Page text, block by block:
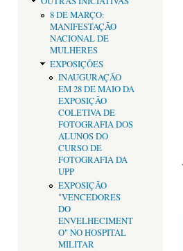
8 DE MARÇO:
MANIFESTAÇÃO
NACIONAL DE
MULHERES
EXPOSIÇÕES
INAUGURAÇÃO
EM 28 DE MAIO DA
EXPOSIÇÃO
COLETIVA DE
FOTOGRAFIA DOS
ALUNOS DO
CURSO DE
FOTOGRAFIA DA
UPP
EXPOSIÇÃO
"VENCEDORES
DO
ENVELHECIMENT
O" NO HOSPITAL
MILITAR